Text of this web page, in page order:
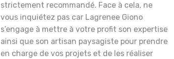
strictement recommandé. Face à cela, ne
vous inquiétez pas car Lagrenee Giono
s’engage à mettre à votre profit son expertise
ainsi que son artisan paysagiste pour prendre
en charge de vos projets et de les réaliser